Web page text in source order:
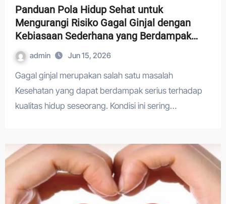
Panduan Pola Hidup Sehat untuk
Mengurangi Risiko Gagal Ginjal dengan
Kebiasaan Sederhana yang Berdampak
Besar
admin Jun 15, 2026
Gagal ginjal merupakan salah satu masalah
Kesehatan yang dapat berdampak serius terhadap
kualitas hidup seseorang. Kondisi ini sering…